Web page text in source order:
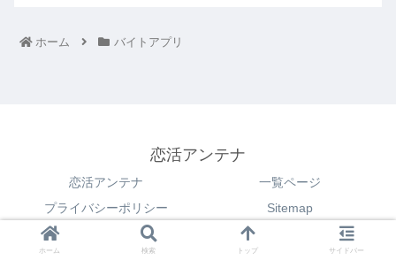
ホーム バイトアプリ
恋活アンテナ
恋活アンテナ
一覧ページ
プライバシーポリシー
Sitemap
© 2021 恋活アンテナ.
ホーム 検索 トップ サイドバー